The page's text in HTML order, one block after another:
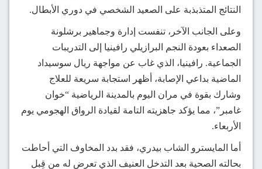
النتائج المتذبذبة على الصعيد الشخصي في دوري الأبطال.
وعلى الجانب الآخر، تنفست إدارة وجماهير برشلونة
الصعداء بعودة النجم البرازيلي رافينيا إلى التدريبات
الجماعية. رافينيا، الذي غاب عن مواجهة ريال سوسيداد
الماضية بداعي الإصابة، أظهر استجابة سريعة للعلاج
وشارك بقوة في مران اليوم بالمدينة الرياضية “خوان
غامبر”، مما يؤكد جاهزيته التامة لقيادة الرواق الهجومي يوم
الأربعاء.
أما المايسترو الشاب بيدري، فقد بدد المخاوف التي أحاطت
بحالته الصحية بعد التدخل العنيف الذي تعرض له من قِبل